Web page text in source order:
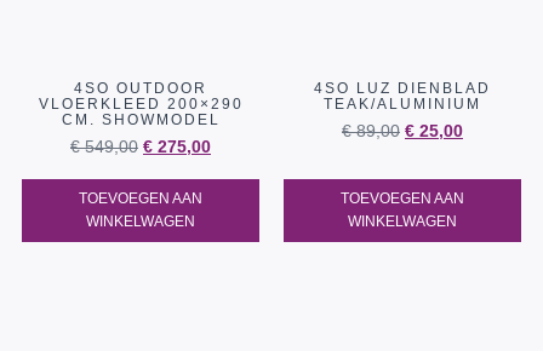
4SO OUTDOOR
VLOERKLEED 200×290
CM. SHOWMODEL
€549,00 € 275,00
TOEVOEGEN AAN
WINKELWAGEN
4SO LUZ DIENBLAD
TEAK/ALUMINIUM
€89,00 € 25,00
TOEVOEGEN AAN
WINKELWAGEN